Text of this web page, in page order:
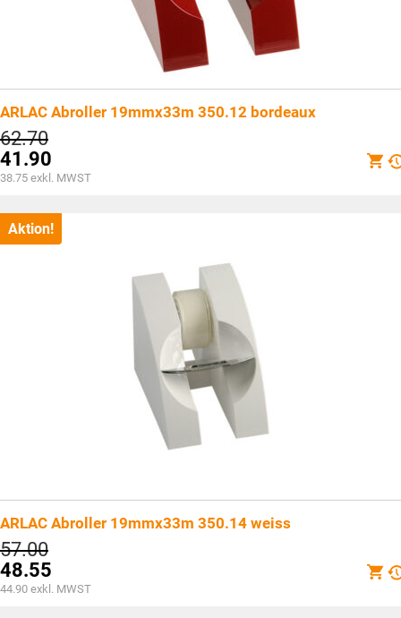
ARLAC Abroller 19mmx33m 350.12 bordeaux
62.70Ursprünglicher
Preis
war:
CHF62.70
41.90
Aktueller
ist:
CHF41.90.
38.75 exkl. MWST
Aktion!
ARLAC Abroller 19mmx33m 350.14 weiss
57.00Ursprünglicher
Preis
war:
CHF57.00
48.55
Aktueller
44.90 exkl. MWST